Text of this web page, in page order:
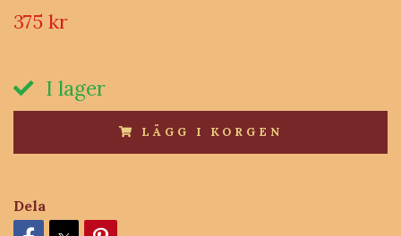
375 kr
I lager
LÄGG I KORGEN
Dela